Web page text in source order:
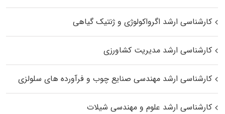
کارشناسی ارشد اگرواکولوژی و ژنتیک گیاهی
کارشناسی ارشد مدیریت کشاورزی
کارشناسی ارشد مهندسی صنایع چوب و فرآورده‌ های سلولزی
کارشناسی ارشد علوم و مهندسی شیلات